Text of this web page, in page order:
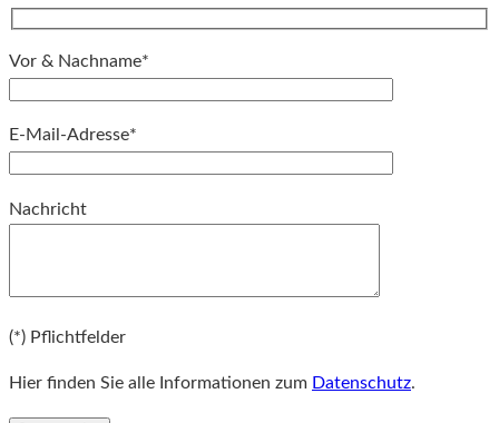
Vor & Nachname*
E-Mail-Adresse*
Nachricht
(*) Pflichtfelder
Hier finden Sie alle Informationen zum Datenschutz.